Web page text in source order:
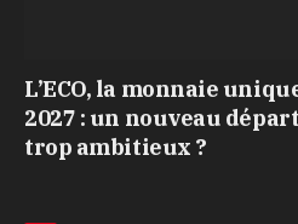
L’ECO, la monnaie
2027 : un nouveau
trop ambitieux ?